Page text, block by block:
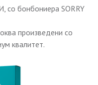
со бонбониера SORRY
произведени со
квалитет.